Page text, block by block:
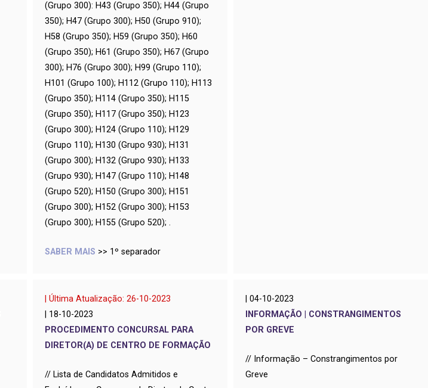
(Grupo 300): H43 (Grupo 350); H44 (Grupo
350); H47 (Grupo 300); H50 (Grupo 910);
H58 (Grupo 350); H59 (Grupo 350); H60
(Grupo 350); H61 (Grupo 350); H67 (Grupo
300); H76 (Grupo 300); H99 (Grupo 110);
H101 (Grupo 100); H112 (Grupo 110); H113
(Grupo 350); H114 (Grupo 350); H115
(Grupo 350); H117 (Grupo 350); H123
(Grupo 300); H124 (Grupo 110); H129
(Grupo 110); H130 (Grupo 930); H131
(Grupo 300); H132 (Grupo 930); H133
(Grupo 930); H147 (Grupo 110); H148
(Grupo 520); H150 (Grupo 300); H151
(Grupo 300); H152 (Grupo 300); H153
(Grupo 300); H155 (Grupo 520); .
SABER MAIS >> 1º separador
| Última Atualização: 26-10-2023
| 18-10-2023
PROCEDIMENTO CONCURSAL PARA
DIRETOR(A) DE CENTRO DE FORMAÇÃO
// Lista de Candidatos Admitidos e
| 04-10-2023
INFORMAÇÃO | CONSTRANGIMENTOS
POR GREVE
// Informação – Constrangimentos por
Greve